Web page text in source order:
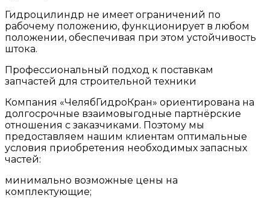
Гидроцилиндр не имеет ограничений по
рабочему положению, функционирует в любом
положении, обеспечивая при этом устойчивость
штока.
Профессиональный подход к поставкам
запчастей для строительной техники
Компания «ЧелябГидроКран» ориентирована на
долгосрочные взаимовыгодные партнёрские
отношения с заказчиками. Поэтому мы
предоставляем нашим клиентам оптимальные
условия приобретения необходимых запасных
частей:
минимально возможные цены на
комплектующие;